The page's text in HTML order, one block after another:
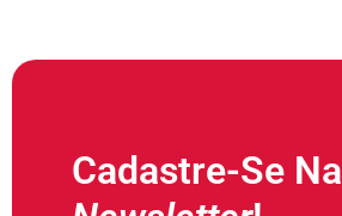
Cadastre-Se Na